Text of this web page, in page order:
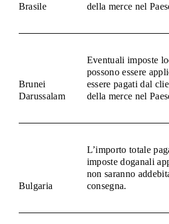
Brasile
della merce nel
Brunei
Darussalam
Eventuali imposte
possono essere
essere pagati dal
della merce nel
Bulgaria
L’importo totale
imposte doganali
non saranno
consegna.